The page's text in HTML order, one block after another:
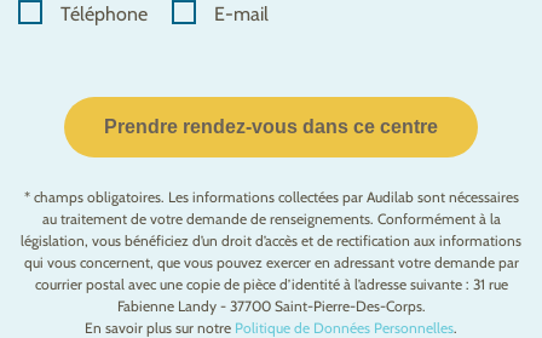
Téléphone
E-mail
Prendre rendez-vous dans ce centre
* champs obligatoires. Les informations collectées par Audilab sont nécessaires
au traitement de votre demande de renseignements. Conformément à la
législation, vous bénéficiez d’un droit d’accès et de rectification aux informations
qui vous concernent, que vous pouvez exercer en adressant votre demande par
courrier postal avec une copie de pièce d’identité à l’adresse suivante : 31 rue
Fabienne Landy - 37700 Saint-Pierre-Des-Corps.
En savoir plus sur notre Politique de Données Personnelles.